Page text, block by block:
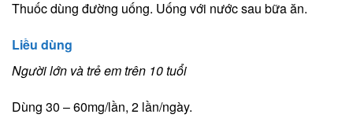
Thuốc dùng đường uống. Uống với nước sau bữa ăn.
Liều dùng
Người lớn và trẻ em trên 10 tuổi
Dùng 30 – 60mg/lần, 2 lần/ngày.